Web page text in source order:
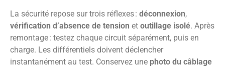
La sécurité repose sur trois réflexes : déconnexion,
vérification d’absence de tension et outillage isolé. Après
remontage : testez chaque circuit séparément, puis en
charge. Les différentiels doivent déclencher
instantanément au test. Conservez une photo du câblage